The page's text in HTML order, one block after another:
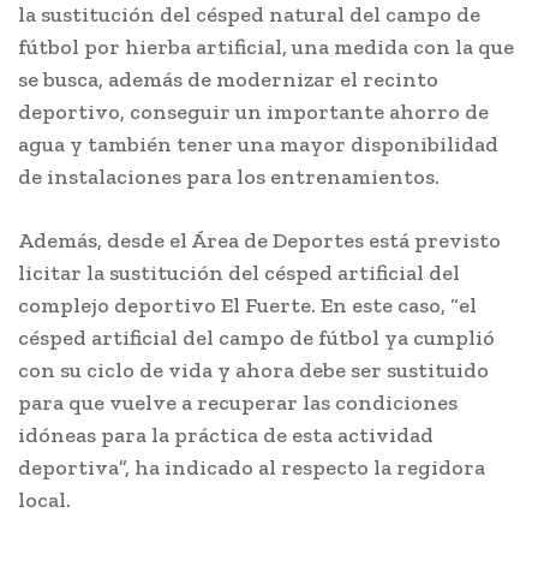
la sustitución del césped natural del campo de
fútbol por hierba artificial, una medida con la que
se busca, además de modernizar el recinto
deportivo, conseguir un importante ahorro de
agua y también tener una mayor disponibilidad
de instalaciones para los entrenamientos.
Además, desde el Área de Deportes está previsto
licitar la sustitución del césped artificial del
complejo deportivo El Fuerte. En este caso, “el
césped artificial del campo de fútbol ya cumplió
con su ciclo de vida y ahora debe ser sustituido
para que vuelve a recuperar las condiciones
idóneas para la práctica de esta actividad
deportiva”, ha indicado al respecto la regidora
local.